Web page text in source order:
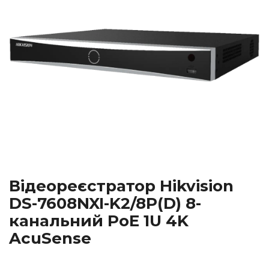
Відеореєстратор Hikvision
DS-7608NXI-K2/8P(D) 8-
канальний PoE 1U 4K
AcuSense